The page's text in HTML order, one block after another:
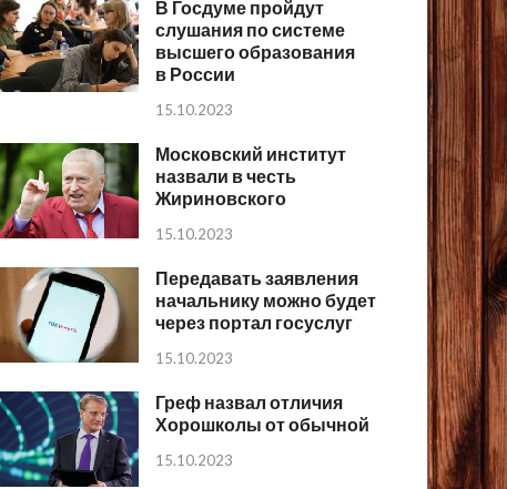
В Госдуме пройдут
слушания по системе
высшего образования
в России
15.10.2023
Московский институт
назвали в честь
Жириновского
15.10.2023
Передавать заявления
начальнику можно будет
через портал госуслуг
15.10.2023
Греф назвал отличия
Хорошколы от обычной
15.10.2023